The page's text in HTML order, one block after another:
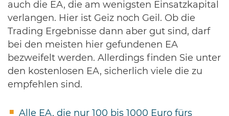
auch die EA, die am wenigsten Einsatzkapital
verlangen. Hier ist Geiz noch Geil. Ob die
Trading Ergebnisse dann aber gut sind, darf
bei den meisten hier gefundenen EA
bezweifelt werden. Allerdings finden Sie unter
den kostenlosen EA, sicherlich viele die zu
empfehlen sind.
Alle EA, die nur 100 bis 1000 Euro fürs